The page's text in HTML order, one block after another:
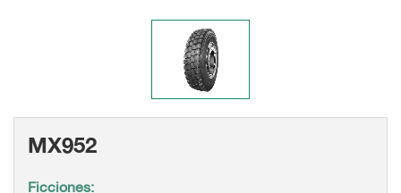
MX952
Ficciones: